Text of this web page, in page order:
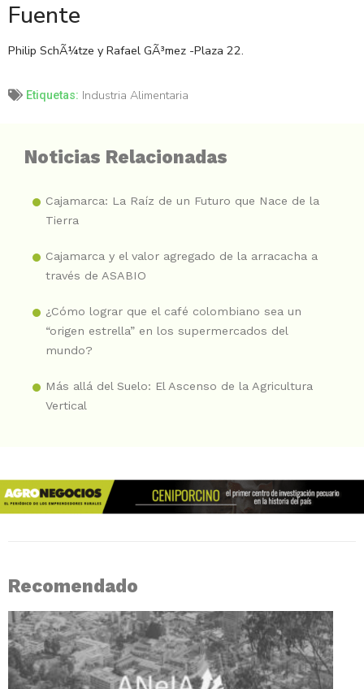
Fuente
Philip SchÃ¼tze y Rafael GÃ³mez -Plaza 22.
Etiquetas: Industria Alimentaria
Noticias Relacionadas
Cajamarca: La Raíz de un Futuro que Nace de la
Tierra
Cajamarca y el valor agregado de la arracacha a
través de ASABIO
¿Cómo lograr que el café colombiano sea un
“origen estrella” en los supermercados del
mundo?
Más allá del Suelo: El Ascenso de la Agricultura
Vertical
Recomendado